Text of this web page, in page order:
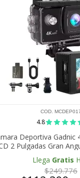
COD.
4.8
Deportiva Gadnic
2 Pulgadas Gran
Recargable 900
Llega Gratis
$249.776